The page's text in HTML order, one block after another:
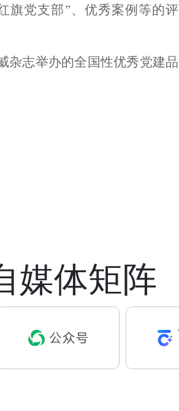
旗党支部”、优秀案例等的评
杂志举办的全国性优秀党建品
媒体矩阵